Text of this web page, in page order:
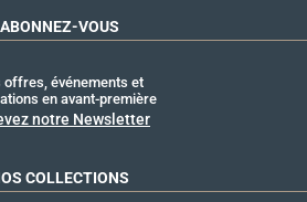
ABONNEZ-VOUS
offres, événements et
en avant-première
notre Newsletter
COLLECTIONS